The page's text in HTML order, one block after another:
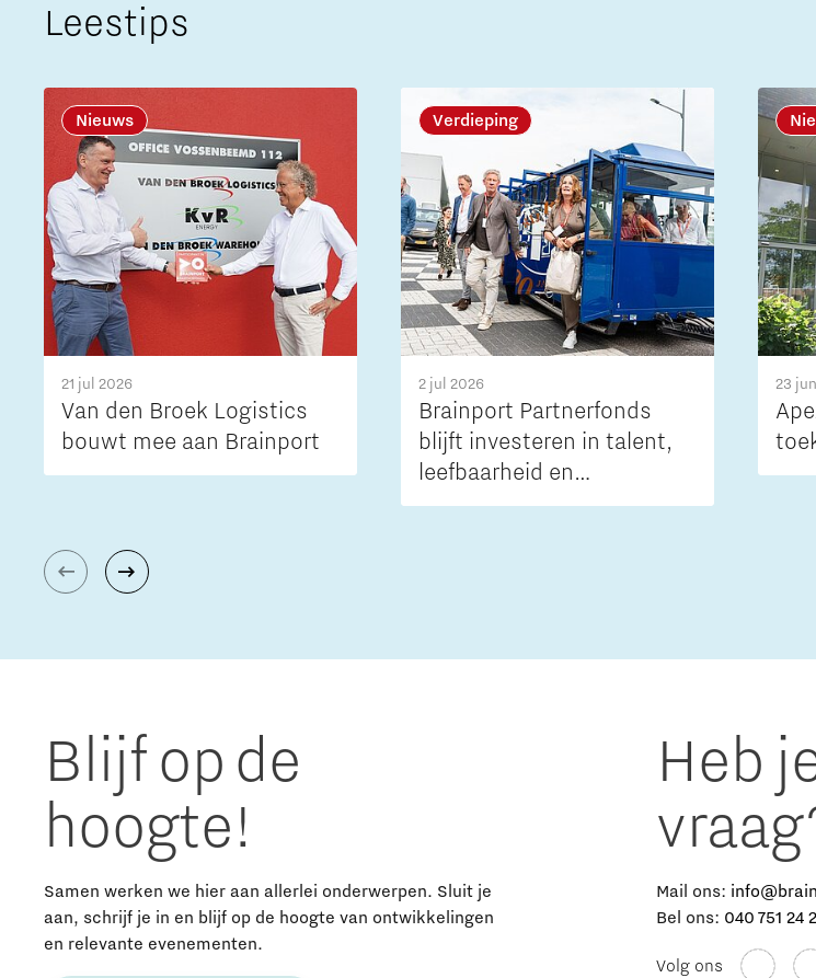
Leestips
Nieuws
21 jul 2026
Van den Broek Logistics
bouwt mee aan Brainport
Verdieping
2 jul 2026
Brainport Partnerfonds
blijft investeren in talent,
leefbaarheid en
bereikbaarheid van de
23
Blijf op de
hoogte!
Samen werken we hier aan allerlei onderwerpen. Sluit je
aan, schrijf je in en blijf op de hoogte van ontwikkelingen
en relevante evenementen.
Heb
Mail ons:
Bel ons: 040 751 24
Volg ons